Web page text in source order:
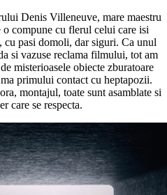
Denis Villeneuve, mare maestru
compune cu flerul celui care isi
cu pasi domoli, dar siguri. Ca unul
si vazuse reclama filmului, tot am
misterioasele obiecte zburatoare
primului contact cu heptapozii.
montajul, toate sunt asamblate si
care se respecta.